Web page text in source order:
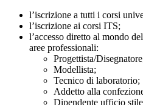
l’iscrizione a tutti i corsi
l’iscrizione ai corsi ITS;
l’accesso diretto al mondo
aree professionali:
Progettista/
Modellista;
Tecnico di laboratorio;
Addetto alla
Dipendente ufficio